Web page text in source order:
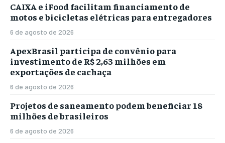
CAIXA e iFood facilitam financiamento de
motos e bicicletas elétricas para entregadores
6 de agosto de 2026
ApexBrasil participa de convênio para
investimento de R$ 2,63 milhões em
exportações de cachaça
6 de agosto de 2026
Projetos de saneamento podem beneficiar 18
milhões de brasileiros
6 de agosto de 2026